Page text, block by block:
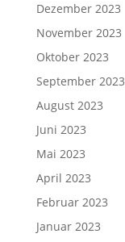
Dezember 2023
November 2023
Oktober 2023
September 2023
August 2023
Juni 2023
Mai 2023
April 2023
Februar 2023
Januar 2023